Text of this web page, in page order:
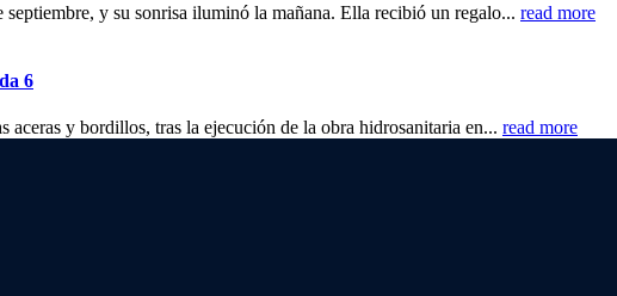
y su sonrisa iluminó la mañana. Ella recibió un regalo... read more
6
aceras y bordillos, tras la ejecución de la obra hidrosanitaria en... read more